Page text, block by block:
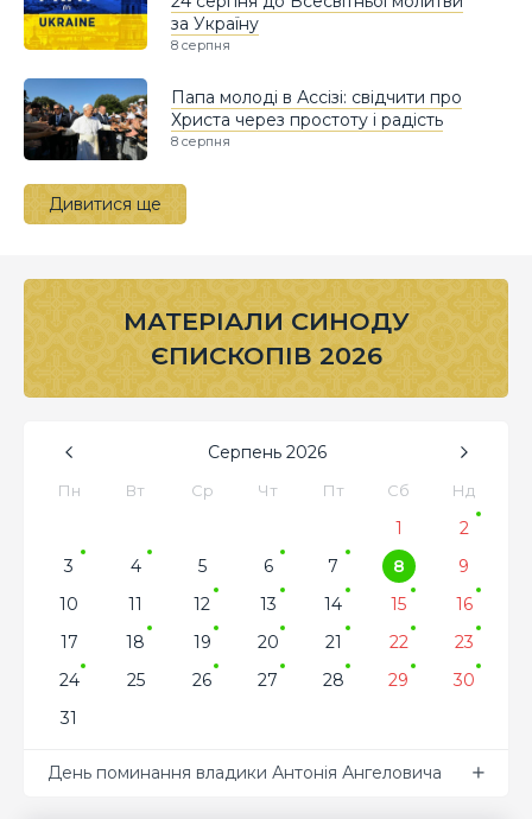
за Україну
8 серпня
Папа молоді в Ассізі: свідчити про
Христа через простоту і радість
8 серпня
Дивитися ще
МАТЕРІАЛИ СИНОДУ
ЄПИСКОПІВ 2026
Серпень 2026
Пн Вт Ср Чт Пт Сб Нд
1
2
3
4 5 6 7 8
9
10
11 12 13 14 15
16
17
18 19 20 21 22
23
24
25 26 27 28 29
30
31
День поминання владики Антонія Ангеловича